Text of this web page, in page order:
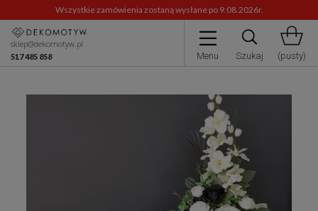
Wszystkie zamówienia zostaną wysłane po 9.08.2026r.
Menu Szukaj (pusty)
sklep@dekomotyw.pl
517 485 858